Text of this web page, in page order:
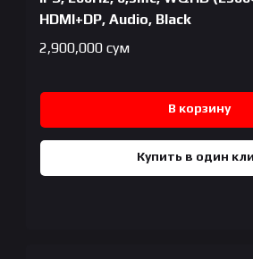
HDMI+DP, Audio, Black
2,900,000 сум
В корзину
Купить в один